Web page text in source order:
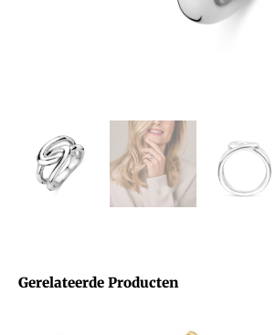
Gerelateerde Producten